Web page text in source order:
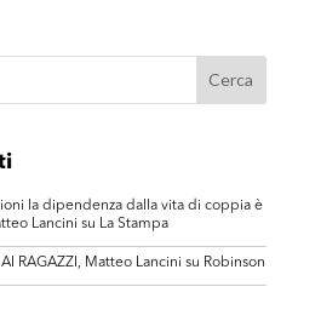
la dipendenza dalla vita di coppia è
Lancini su La Stampa
AI RAGAZZI, Matteo Lancini su Robinson